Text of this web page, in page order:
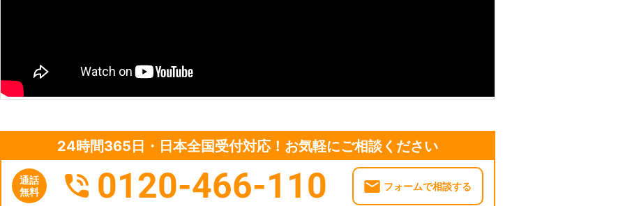
24時間365日・日本全国受付対応！お気軽にご相談ください
通話
無料
0120-466-110 フォームで相談する